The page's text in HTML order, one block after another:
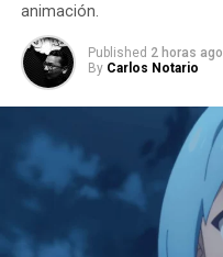
animación.
Published 2 horas ago
By Carlos Notario